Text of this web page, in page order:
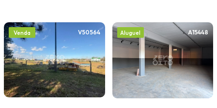
Venda V50564 Aluguel A15448